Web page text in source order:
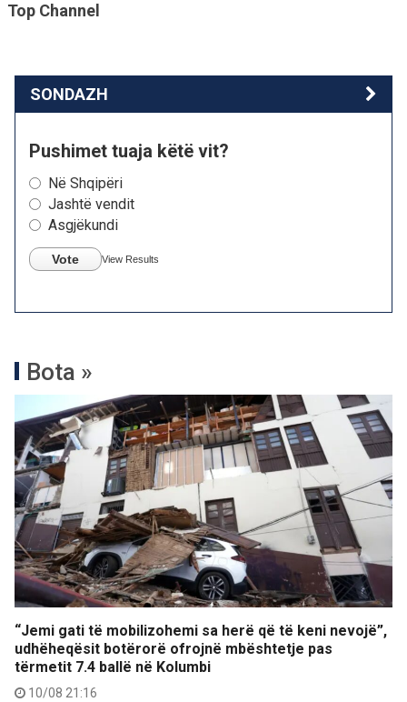
Top Channel
SONDAZH
Pushimet tuaja këtë vit?
Në Shqipëri
Jashtë vendit
Asgjëkundi
Vote View Results
Bota »
“Jemi gati të mobilizohemi sa herë që të keni nevojë”,
udhëheqësit botërorë ofrojnë mbështetje pas
tërmetit 7.4 ballë në Kolumbi
10/08 21:16